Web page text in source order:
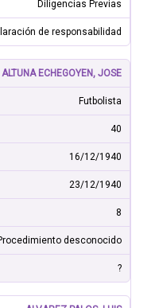
Diligencias Previas
de responsabilidad
ALTUNA ECHEGOYEN, JOSE
Futbolista
40
16/12/1940
23/12/1940
8
desconocido
?